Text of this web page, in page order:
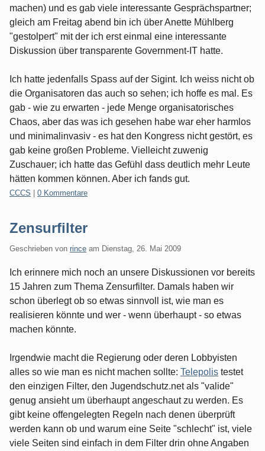
machen) und es gab viele interessante Gesprächspartner;
gleich am Freitag abend bin ich über Anette Mühlberg
"gestolpert" mit der ich erst einmal eine interessante
Diskussion über transparente Government-IT hatte.
Ich hatte jedenfalls Spass auf der Sigint. Ich weiss nicht ob
die Organisatoren das auch so sehen; ich hoffe es mal. Es
gab - wie zu erwarten - jede Menge organisatorisches
Chaos, aber das was ich gesehen habe war eher harmlos
und minimalinvasiv - es hat den Kongress nicht gestört, es
gab keine großen Probleme. Vielleicht zuwenig
Zuschauer; ich hatte das Gefühl dass deutlich mehr Leute
hätten kommen können. Aber ich fands gut.
Kategorien:
CCCS 0 Kommentare
Zensurfilter
Geschrieben von rince am Dienstag, 26. Mai 2009
Ich erinnere mich noch an unsere Diskussionen vor bereits
15 Jahren zum Thema Zensurfilter. Damals haben wir
schon überlegt ob so etwas sinnvoll ist, wie man es
realisieren könnte und wer - wenn überhaupt - so etwas
machen könnte.
Irgendwie macht die Regierung oder deren Lobbyisten
alles so wie man es nicht machen sollte: Telepolis testet
den einzigen Filter, den Jugendschutz.net als "valide"
genug ansieht um überhaupt angeschaut zu werden. Es
gibt keine offengelegten Regeln nach denen überprüft
werden kann ob und warum eine Seite "schlecht" ist, viele
viele Seiten sind einfach in dem Filter drin ohne Angaben